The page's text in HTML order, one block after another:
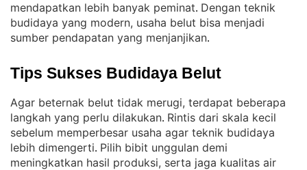
mendapatkan lebih banyak peminat. Dengan teknik
budidaya yang modern, usaha belut bisa menjadi
sumber pendapatan yang menjanjikan.
Tips Sukses Budidaya Belut
Agar beternak belut tidak merugi, terdapat beberapa
langkah yang perlu dilakukan. Rintis dari skala kecil
sebelum memperbesar usaha agar teknik budidaya
lebih dimengerti. Pilih bibit unggulan demi
meningkatkan hasil produksi, serta jaga kualitas air